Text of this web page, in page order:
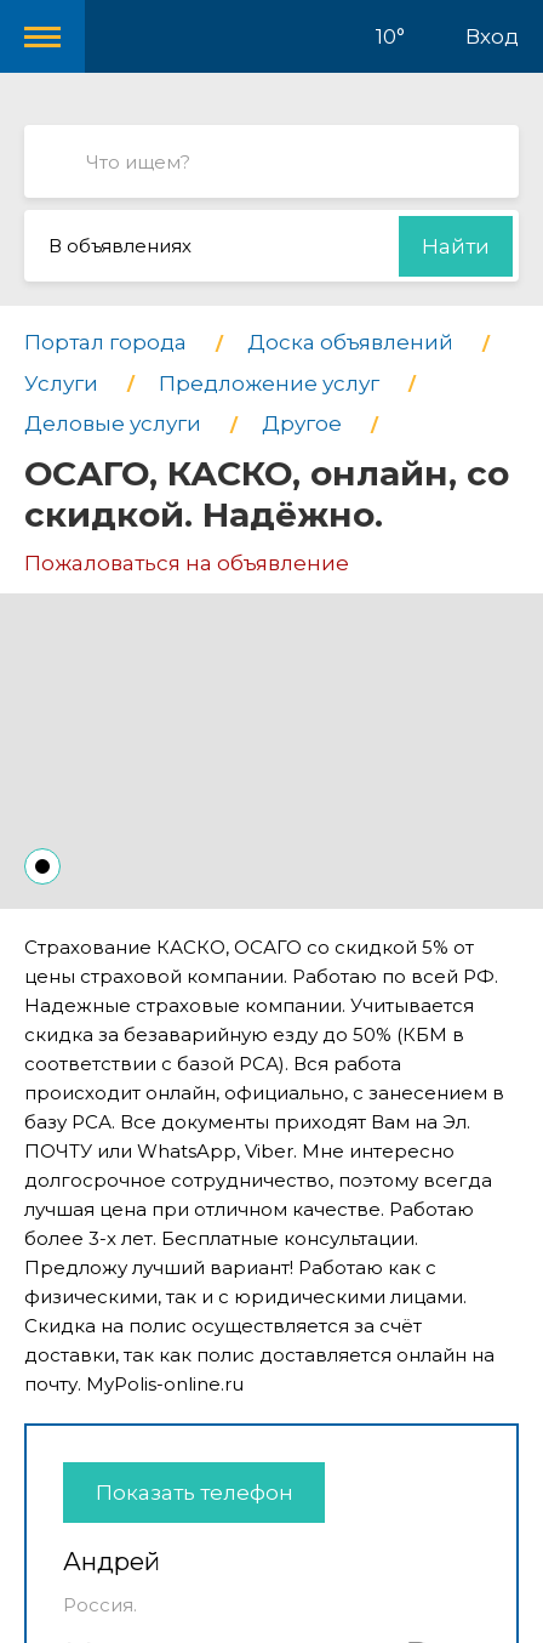
10° Вход
В объявлениях Найти
Портал города
Доска объявлений
Услуги
Предложение услуг
Деловые услуги
Другое
ОСАГО, КАСКО, онлайн, со
скидкой. Надёжно.
Пожаловаться на объявление
Страхование КАСКО, ОСАГО со скидкой 5% от
цены страховой компании. Работаю по всей РФ.
Надежные страховые компании. Учитывается
скидка за безаварийную езду до 50% (КБМ в
соответствии с базой РСА). Вся работа
происходит онлайн, официально, с занесением в
базу РСА. Все документы приходят Вам на Эл.
ПОЧТУ или WhatsApp, Viber. Мне интересно
долгосрочное сотрудничество, поэтому всегда
лучшая цена при отличном качестве. Работаю
более 3-х лет. Бесплатные консультации.
Предложу лучший вариант! Работаю как с
физическими, так и с юридическими лицами.
Скидка на полис осуществляется за счёт
доставки, так как полис доставляется онлайн на
почту. MyPolis-online.ru
Показать телефон
Андрей
Россия.